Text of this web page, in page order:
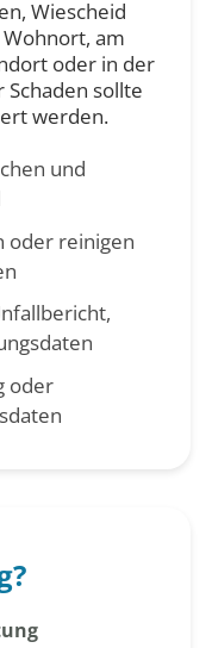
Wiescheid
am
oder in der
sollte
werden.
und
oder reinigen
oder